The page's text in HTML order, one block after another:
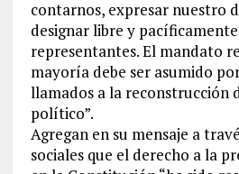
contarnos, expresar nuestro
designar libre y
representantes. El mandato
mayoría debe ser asumido
llamados a la reconstrucción
político”.
Agregan en su mensaje a
sociales que el derecho a la